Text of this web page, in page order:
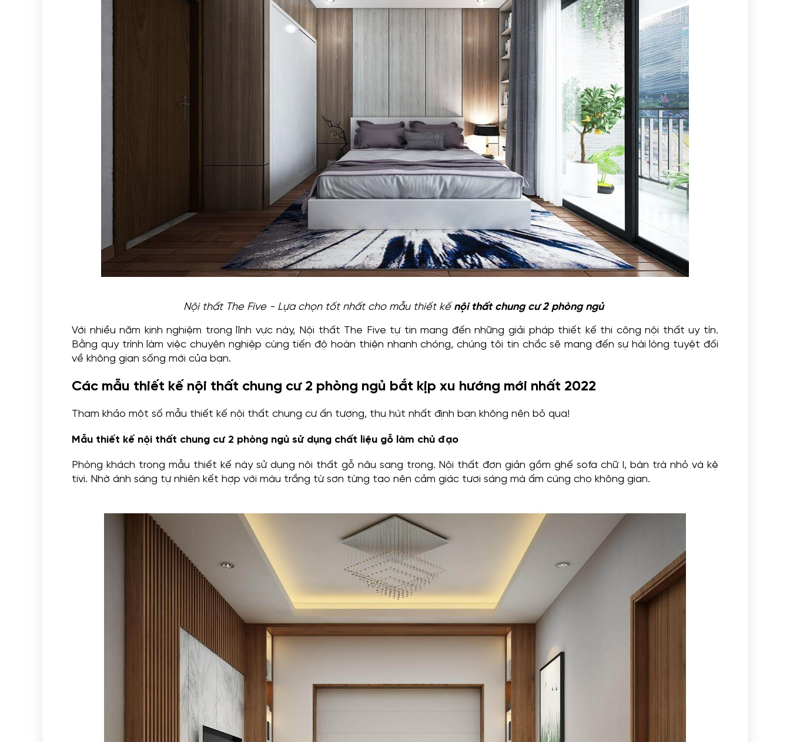
Nội thất The Five - Lựa chọn tốt nhất cho mẫu thiết kế nội thất chung cư 2 phòng ngủ
Với nhiều năm kinh nghiệm trong lĩnh vực này, Nội thất The Five tự tin mang đến những giải pháp thiết kế thi công nội thất uy tín.
Bằng quy trình làm việc chuyên nghiệp cùng tiến độ hoàn thiện nhanh chóng, chúng tôi tin chắc sẽ mang đến sự hài lòng tuyệt đối
về không gian sống mới của bạn.
Các mẫu thiết kế nội thất chung cư 2 phòng ngủ bắt kịp xu hướng mới nhất 2022
Tham khảo một số mẫu thiết kế nội thất chung cư ấn tượng, thu hút nhất định bạn không nên bỏ qua!
Mẫu thiết kế nội thất chung cư 2 phòng ngủ sử dụng chất liệu gỗ làm chủ đạo
Phòng khách trong mẫu thiết kế này sử dụng nội thất gỗ nâu sang trọng. Nội thất đơn giản gồm ghế sofa chữ I, bàn trà nhỏ và kệ
tivi. Nhờ ánh sáng tự nhiên kết hợp với màu trắng từ sơn từng tạo nên cảm giác tươi sáng mà ấm cúng cho không gian.